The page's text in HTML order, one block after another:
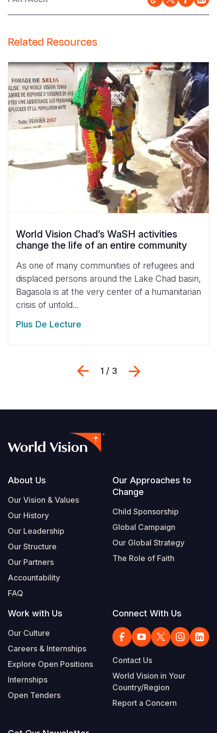
Related Resources
World Vision Chad’s WaSH activities
change the life of an entire community
As one of many communities of refugees and
displaced persons around the Lake Chad basin,
Bagasola is at the very center of a humanitarian
crisis of untold...
Plus De Lecture
Previous
1 / 3
Footer
About Us
Our Vision & Values
Our History
Our Leadership
Our Structure
Our Partners
Accountability
FAQ
Our Approaches to
Change
Child Sponsorship
Global Campaign
Our Global Strategy
The Role of Faith
Work with Us
Our Culture
Careers & Internships
Explore Open Positions
Internships
Open Tenders
Connect With Us
Contact Us
World Vision in Your
Country/Region
Report a Concern